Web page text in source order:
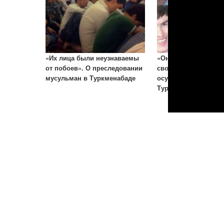
«Их лица были неузнаваемы
от побоев». О преследовании
мусульман в Туркменабаде
«Они вряд ли увидят
свободу». Новое в
осужденных
Туркменабада